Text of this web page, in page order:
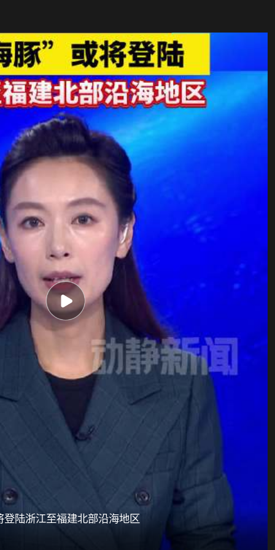
登陆浙江至福建北部沿海地区